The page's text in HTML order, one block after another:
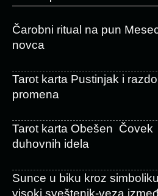
Čarobni ritual na pun
novca
Tarot karta Pustinjak i
promena
Tarot karta Obešen
duhovnih idela
Sunce u biku kroz
visoki sveštenik-veza